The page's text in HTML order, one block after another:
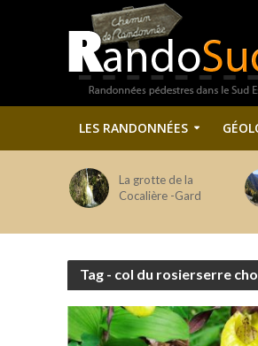
LES RANDONNÉES
La grotte de la
Cocalière -Gard
Tag - col du rosierserre